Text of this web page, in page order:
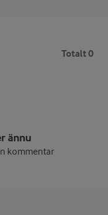
Totalt 0
ännu
kommentar